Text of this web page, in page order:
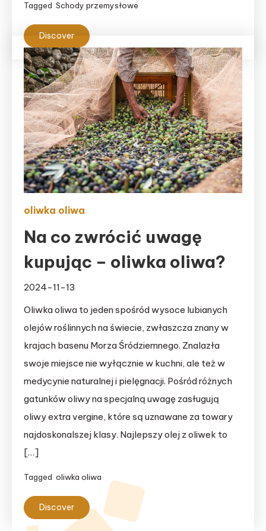
Tagged Schody przemysłowe
Discover
oliwka oliwa
Na co zwrócić uwagę
kupując – oliwka oliwa?
2024-11-13
Oliwka oliwa to jeden spośród wysoce lubianych
olejów roślinnych na świecie, zwłaszcza znany w
krajach basenu Morza Śródziemnego. Znalazła
swoje miejsce nie wyłącznie w kuchni, ale też w
medycynie naturalnej i pielęgnacji. Pośród różnych
gatunków oliwy na specjalną uwagę zasługują
oliwy extra vergine, które są uznawane za towary
najdoskonalszej klasy. Najlepszy olej z oliwek to
[…]
Tagged oliwka oliwa
Discover